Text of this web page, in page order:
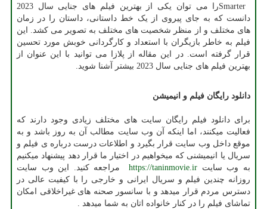
Smarter
را می توان یکی از بهترین فیلم های جنایی سال 2023
دانست که به جای پیروی از یک خط داستانی، داستان را در زمان
های مختلف و از منظر شخصیت های مختلف به تصویر می کشد. این
فیلم به خاطر بازیگران با استعداد و کارگردانی خوبش مورد تحسین
قرار گرفته است. در این مقاله از پلازا می توانید با این عنوان از
بهترین فیلم های جنایی سال 2023 بیشتر آشنا شوید.
دانلود رایگان فیلم و انیمیشن
برای دانلود فیلم رایگان سایت های مختلف زیادی وجود دارند که
فعالیت میکنند، اما اینکه آن وب سایت مطالب آن به روز باشد و به
موقع داخل وب سایت قرار بگیرد و اطلاعات درست درباره ی فیلم و
سریال یا انیمیشنی که میخواهیم در اختیار ما قرار دهد پیشنهاد میکنیم
به وب سایت https://taninmovie.irمراجعه کنید. این وب سایت
روزانه چندین فیلم و سریال ایرانی و خارجی را با کیفیت عالی در
دسترس مردم قرار میدهد و با سانسور صحنه های غیراخلاقی امکان
تماشای فیلم را در کنار خانواده اتان به شما میدهد .